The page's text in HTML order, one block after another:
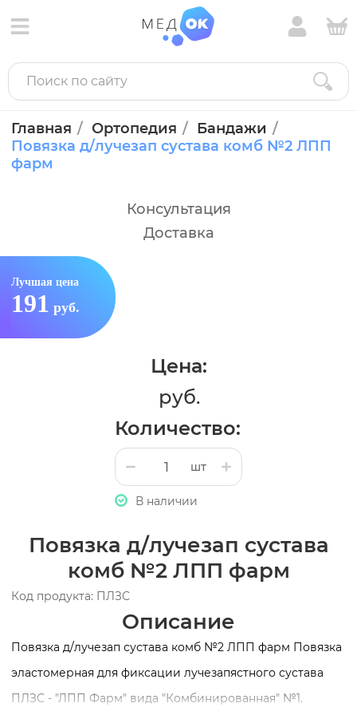
Главная Ортопедия
Бандажи
Повязка д/лучезап сустава комб №2 ЛПП
фарм
Повязка д/лучезап сустава
комб №2 ЛПП фарм
Код продукта: ПЛЗС
Описание
Повязка д/лучезап сустава комб №2 ЛПП фарм Повязка
эластомерная для фиксации лучезапястного сустава
ПЛЗС - "ЛПП Фарм" вида "Комбинированная" №1.
Лучшая цена
191 руб.
Цена:
руб.
Количество:
шт
В наличии
Консультация
Доставка